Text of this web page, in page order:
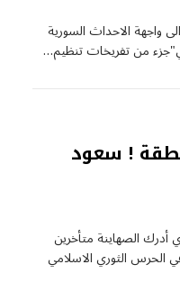
واجهة الاحداث السورية
من تفريخات تنظيم…
! سعود
الصهاينة متأخرين
الحرس الثوري الاسلامي